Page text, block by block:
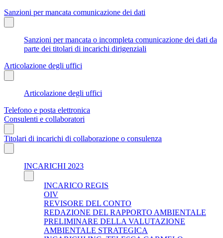
Sanzioni per mancata comunicazione dei dati
Sanzioni per mancata o incompleta comunicazione dei dati da
parte dei titolari di incarichi dirigenziali
Articolazione degli uffici
Articolazione degli uffici
Telefono e posta elettronica
Consulenti e collaboratori
Titolari di incarichi di collaborazione o consulenza
INCARICHI 2023
INCARICO REGIS
OIV
REVISORE DEL CONTO
REDAZIONE DEL RAPPORTO AMBIENTALE
PRELIMINARE DELLA VALUTAZIONE
AMBIENTALE STRATEGICA